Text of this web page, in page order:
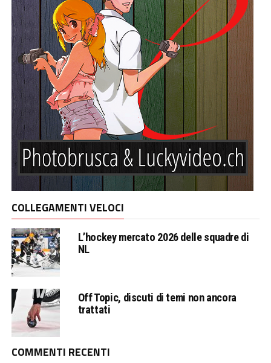
COLLEGAMENTI VELOCI
L’hockey mercato 2026 delle squadre di
NL
Off Topic, discuti di temi non ancora
trattati
COMMENTI RECENTI